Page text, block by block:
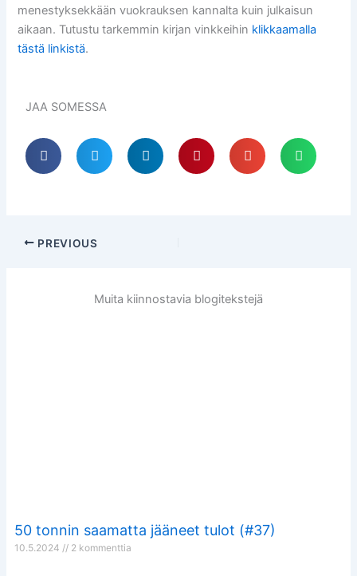
menestyksekkään vuokrauksen kannalta kuin julkaisun
aikaan. Tutustu tarkemmin kirjan vinkkeihin klikkaamalla
tästä linkistä.
JAA SOMESSA
PREVIOUS
Muita kiinnostavia blogitekstejä
50 tonnin saamatta jääneet tulot (#37)
10.5.2024 2 kommenttia